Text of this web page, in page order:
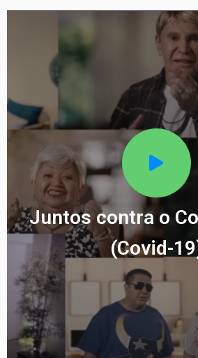
Juntos contra o
(Covid-